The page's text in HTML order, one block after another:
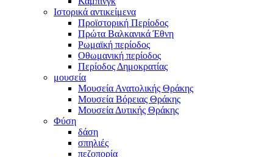
Ιστορικά αντικείμενα
Προϊστορική Περίοδος
Πρώτα Βαλκανικά Έθνη
Ρωμαϊκή περίοδος
Οθωμανική περίοδος
Περίοδος Δημοκρατίας
μουσεία
Μουσεία Ανατολικής Θράκης
Μουσεία Βόρειας Θράκης
Μουσεία Δυτικής Θράκης
Φύση
δάση
σπηλιές
πεζοπορία